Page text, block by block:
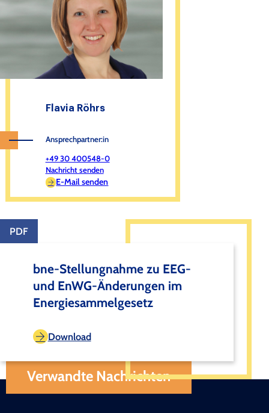
Flavia Röhrs
Ansprechpartner:in
+49 30 400548-0
Nachricht senden
E-Mail senden
PDF
bne-Stellungnahme zu EEG-
und EnWG-Änderungen im
Energiesammelgesetz
Download
Verwandte Nachrichten